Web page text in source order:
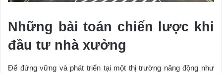
Những bài toán chiến lược khi
đầu tư nhà xưởng
Để đứng vững và phát triển tại một thị trường năng động như